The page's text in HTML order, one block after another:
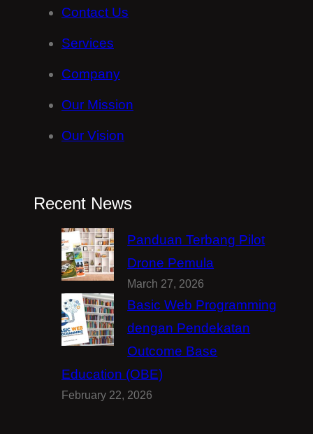
Contact Us
Services
Company
Our Mission
Our Vision
Recent News
Panduan Terbang Pilot
Drone Pemula
March 27, 2026
Basic Web Programming
dengan Pendekatan
Outcome Base
Education (OBE)
February 22, 2026